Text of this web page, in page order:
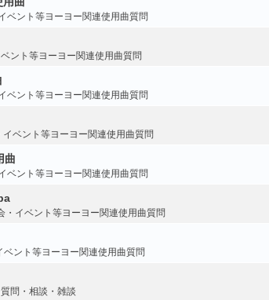
ベント等ヨーヨー関連使用曲質問
ント等ヨーヨー関連使用曲質問
ベント等ヨーヨー関連使用曲質問
イベント等ヨーヨー関連使用曲質問
曲
ベント等ヨーヨー関連使用曲質問
・イベント等ヨーヨー関連使用曲質問
ベント等ヨーヨー関連使用曲質問
問・相談・雑談